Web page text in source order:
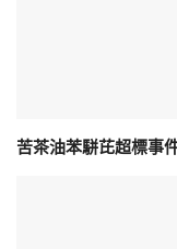
苦茶油苯駢芘超標事